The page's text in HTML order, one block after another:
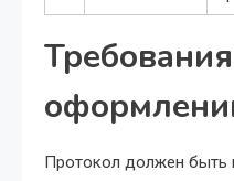
Протокол должен быть